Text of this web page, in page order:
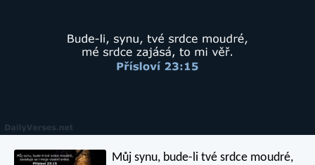
Můj synu, bude-li tvé srdce moudré,